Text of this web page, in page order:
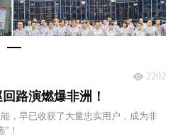
2202
路演燃爆非洲！
，早已收获了大量忠实用户，成为非
！